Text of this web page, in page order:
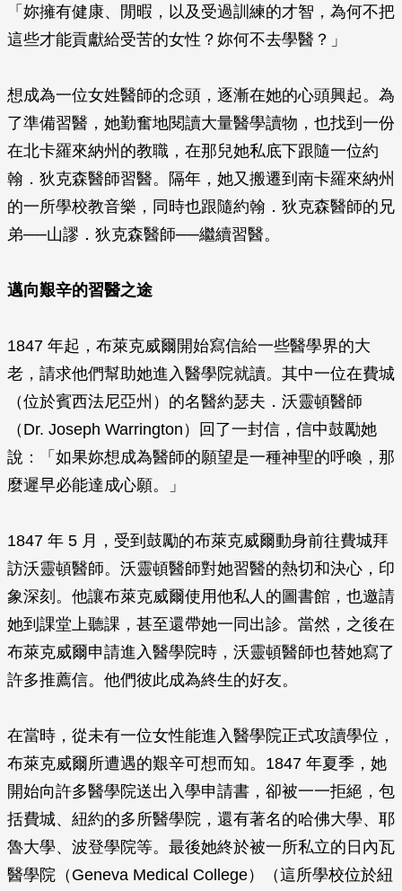
「妳擁有健康、閒暇，以及受過訓練的才智，為何不把
這些才能貢獻給受苦的女性？妳何不去學醫？」
想成為一位女姓醫師的念頭，逐漸在她的心頭興起。為
了準備習醫，她勤奮地閱讀大量醫學讀物，也找到一份
在北卡羅來納州的教職，在那兒她私底下跟隨一位約
翰．狄克森醫師習醫。隔年，她又搬遷到南卡羅來納州
的一所學校教音樂，同時也跟隨約翰．狄克森醫師的兄
弟──山謬．狄克森醫師──繼續習醫。
邁向艱辛的習醫之途
1847 年起，布萊克威爾開始寫信給一些醫學界的大
老，請求他們幫助她進入醫學院就讀。其中一位在費城
（位於賓西法尼亞州）的名醫約瑟夫．沃靈頓醫師
（Dr. Joseph Warrington）回了一封信，信中鼓勵她
說：「如果妳想成為醫師的願望是一種神聖的呼喚，那
麼遲早必能達成心願。」
1847 年 5 月，受到鼓勵的布萊克威爾動身前往費城拜
訪沃靈頓醫師。沃靈頓醫師對她習醫的熱切和決心，印
象深刻。他讓布萊克威爾使用他私人的圖書館，也邀請
她到課堂上聽課，甚至還帶她一同出診。當然，之後在
布萊克威爾申請進入醫學院時，沃靈頓醫師也替她寫了
許多推薦信。他們彼此成為終生的好友。
在當時，從未有一位女性能進入醫學院正式攻讀學位，
布萊克威爾所遭遇的艱辛可想而知。1847 年夏季，她
開始向許多醫學院送出入學申請書，卻被一一拒絕，包
括費城、紐約的多所醫學院，還有著名的哈佛大學、耶
魯大學、波登學院等。最後她終於被一所私立的日內瓦
醫學院（Geneva Medical College）（這所學校位於紐